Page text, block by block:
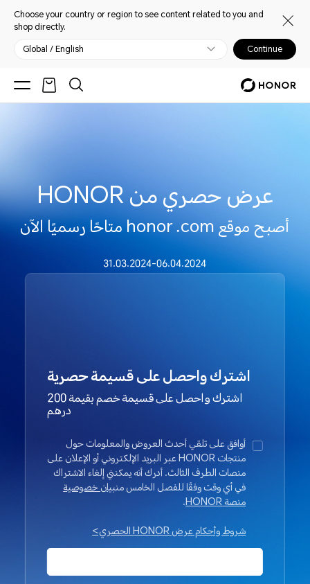
Choose your country or region to see content related to you and
shop directly.
Global / English Continue
عرض حصري من HONOR
أصبح موقع honor .com متاحًا رسميًا الآن
31.03.2024-06.04.2024
اشترك واحصل على قسيمة حصرية
اشترك واحصل على قسيمة خصم بقيمة 200
درهم
أوافق على تلقي أحدث العروض والمعلومات حول
منتجات HONOR عبر البريد الإلكتروني أو الإعلان على
منصات الطرف الثالث. أدرك أنه يمكنني إلغاء الاشتراك
في أي وقت وفقًا للفصل الخامس منبيان خصوصية
منصة HONOR
.
شروط وأحكام عرض HONOR الحصري>